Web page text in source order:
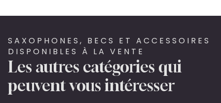
SAXOPHONES, BECS ET ACCESSOIRES
DISPONIBLES À LA VENTE
Les autres catégories qui
peuvent vous intéresser